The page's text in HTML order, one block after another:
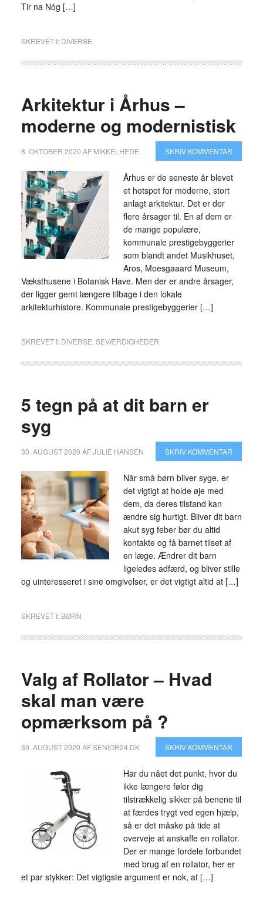
Tir na Nóg […]
SKREVET I: DIVERSE
Arkitektur i Århus –
moderne og modernistisk
8. OKTOBER 2020 AF MIKKELHEDE SKRIV KOMMENTAR
Århus er de seneste år blevet
et hotspot for moderne, stort
anlagt arkitektur. Det er der
flere årsager til. En af dem er
de mange populære,
kommunale prestigebyggerier
som blandt andet Musikhuset,
Aros, Moesgaaard Museum,
Væksthusene i Botanisk Have. Men der er andre årsager,
der ligger gemt længere tilbage i den lokale
arkitekturhistore. Kommunale prestigebyggerier […]
SKREVET I: DIVERSE SEVÆRDIGHEDER
5 tegn på at dit barn er
syg
30. AUGUST 2020 AFJULIE HANSEN SKRIV KOMMENTAR
Når små børn bliver syge, er
det vigtigt at holde øje med
dem, da deres tilstand kan
ændre sig hurtigt. Bliver dit barn
akut syg feber bør du altid
kontakte og få barnet tilset af
en læge. Ændrer dit barn
ligeledes adfærd, og bliver stille
og uinteresseret i sine omgivelser, er det vigtigt altid at […]
SKREVET I: BØRN
Valg af Rollator – Hvad
skal man være
opmærksom på ?
30. AUGUST 2020 AFSENIOR24.DK SKRIV KOMMENTAR
Har du nået det punkt, hvor du
ikke længere føler dig
tilstrækkelig sikker på benene til
at færdes trygt ved egen hjælp,
så er det måske på tide at
overveje at anskaffe en rollator.
Der er mange fordele forbundet
med brug af en rollator, her er
et par stykker: Det vigtigste argument er nok, at […]